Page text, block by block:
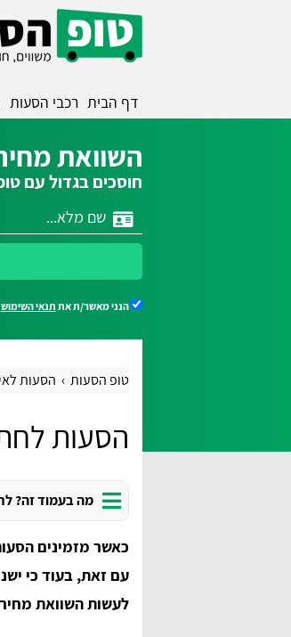
דף הבית רכבי הסעות
השוואת
חוסכים בגדול עם
הנני מאשר/ת את תנאי השימוש
טופ הסעות הסעות
הסעות
מה בעמוד זה?
כאשר מזמינים
עם זאת, בעוד כי
לעשות השוואת